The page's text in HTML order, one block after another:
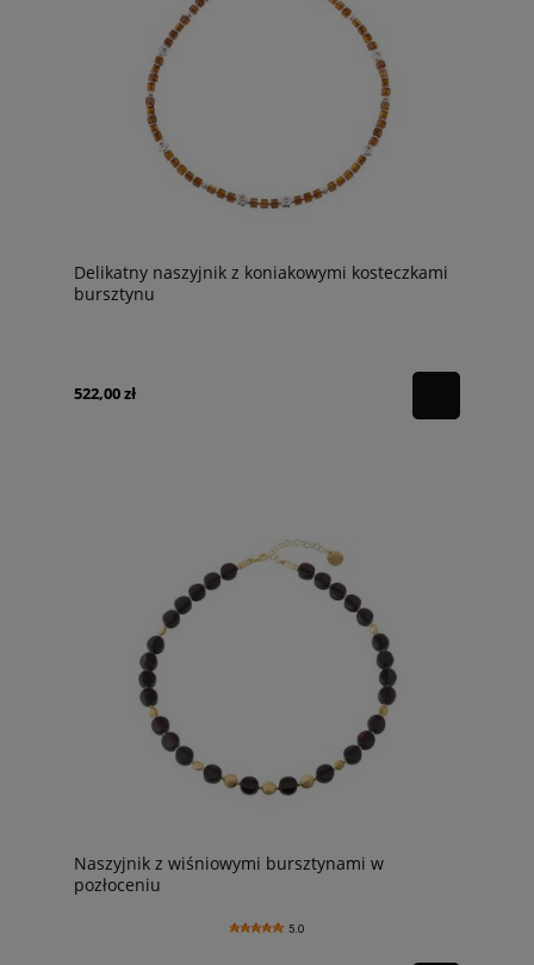
Delikatny naszyjnik z koniakowymi kosteczkami
bursztynu
522,00 zł
Naszyjnik z wiśniowymi bursztynami w
pozłoceniu
5.0